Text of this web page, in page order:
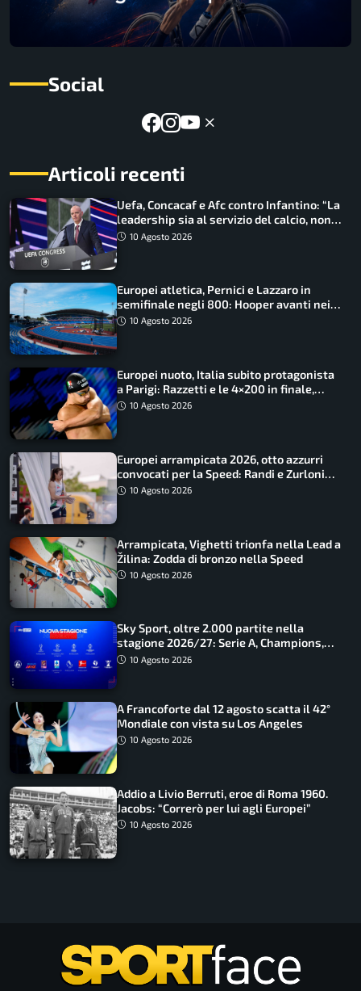
Social
Articoli recenti
Uefa, Concacaf e Afc contro Infantino: “La
leadership sia al servizio del calcio, non
cerchi di dominarlo”
10 Agosto 2026
Europei atletica, Pernici e Lazzaro in
semifinale negli 800: Hooper avanti nei
100, fuori Tecuceanu
10 Agosto 2026
Europei nuoto, Italia subito protagonista
a Parigi: Razzetti e le 4×200 in finale,
Quadarella domina gli 800
10 Agosto 2026
Europei arrampicata 2026, otto azzurri
convocati per la Speed: Randi e Zurloni
guidano l’Italia
10 Agosto 2026
Arrampicata, Vighetti trionfa nella Lead a
Žilina: Zodda di bronzo nella Speed
10 Agosto 2026
Sky Sport, oltre 2.000 partite nella
stagione 2026/27: Serie A, Champions,
Premier e tutte le novità
10 Agosto 2026
A Francoforte dal 12 agosto scatta il 42°
Mondiale con vista su Los Angeles
10 Agosto 2026
Addio a Livio Berruti, eroe di Roma 1960.
Jacobs: “Correrò per lui agli Europei”
10 Agosto 2026